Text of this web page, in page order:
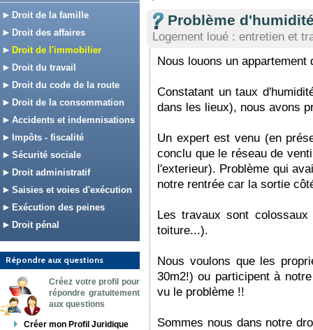
Droit de la famille
Droit des affaires
Droit de l'immobilier
Droit du travail
Droit du code de la route
Droit de la consommation
Accidents et indemnisations
Impôts - fiscalité
Sécurité sociale
Droit administratif
Saisies et voies d'exécution
Exécution des peines
Droit pénal
Répondre aux questions
Créez votre profil pour
répondre gratuitement
aux questions
Créer mon Profil Juridique
Problème
Logement loué : entretien et
Nous louons un appartement
Constatant un taux
dans les lieux), nous avons
Un expert est venu (en
conclu que le réseau de
l'exterieur). Problème qui
notre rentrée car la sortie
Les travaux sont
toiture...).
Nous voulons que les
30m2!) ou participent à
vu le problème !!
Sommes nous dans notre